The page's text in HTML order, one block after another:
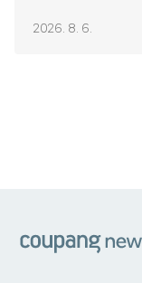
2026. 8. 6.